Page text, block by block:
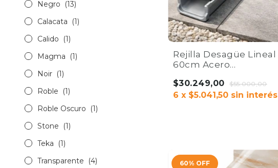
Negro
(13)
Calacata
(1)
Calido
(1)
Magma
(1)
Noir (1)
Roble
(1)
Roble Oscuro
(1)
Stone
(1)
Teka
(1)
Transparente
(4)
Rejilla Desagüe Lineal
60cm Acero
Home Co.
$30.249,00 $55.000,00
6 x $5.041,50 sin interés
60% OFF